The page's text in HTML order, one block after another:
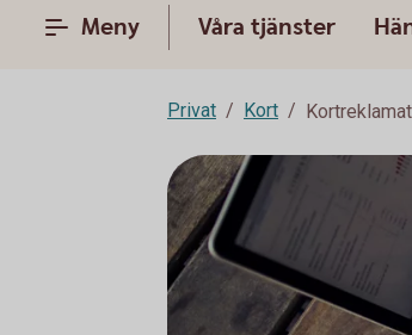
Meny Våra tjänster
Privat Kort